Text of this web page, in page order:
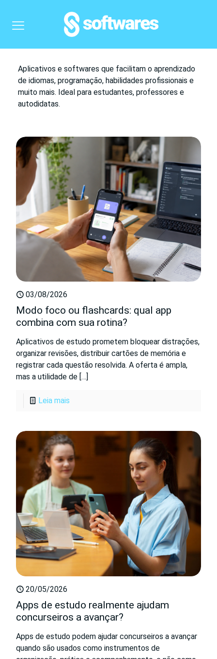
Aplicativos e softwares que facilitam o aprendizado
de idiomas, programação, habilidades profissionais e
muito mais. Ideal para estudantes, professores e
autodidatas.
03/08/2026
Modo foco ou flashcards: qual app
combina com sua rotina?
Aplicativos de estudo prometem bloquear distrações,
organizar revisões, distribuir cartões de memória e
registrar cada questão resolvida. A oferta é ampla,
mas a utilidade de […]
Leia mais
20/05/2026
Apps de estudo realmente ajudam
concurseiros a avançar?
Apps de estudo podem ajudar concurseiros a avançar
quando são usados como instrumentos de